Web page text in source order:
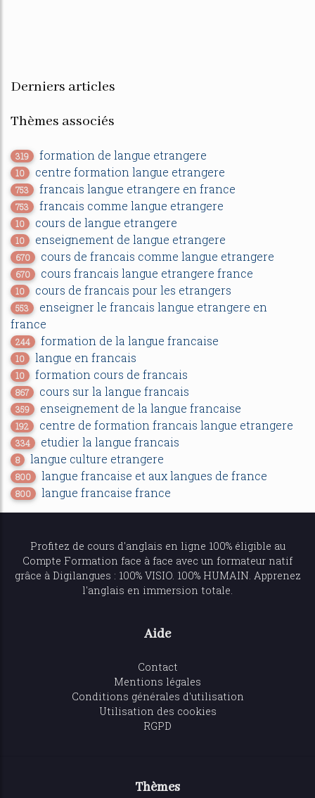
Derniers articles
Thèmes associés
319 formation de langue etrangere
10 centre formation langue etrangere
753 francais langue etrangere en france
753 francais comme langue etrangere
10 cours de langue etrangere
10 enseignement de langue etrangere
670 cours de francais comme langue etrangere
670 cours francais langue etrangere france
10 cours de francais pour les etrangers
553
enseigner le francais langue etrangere en
france
244 formation de la langue francaise
10 langue en francais
10 formation cours de francais
867 cours sur la langue francais
359 enseignement de la langue francaise
192 centre de formation francais langue etrangere
334 etudier la langue francais
8 langue culture etrangere
800 langue francaise et aux langues de france
800 langue francaise france
Profitez de cours d'anglais en ligne 100% éligible au
Compte Formation face à face avec un formateur natif
grâce à Digilangues : 100% VISIO. 100% HUMAIN. Apprenez
l'anglais en immersion totale.
Aide
Contact
Mentions légales
Conditions générales d'utilisation
Utilisation des cookies
RGPD
Thèmes